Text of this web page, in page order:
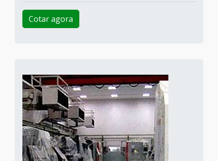
Cotar agora